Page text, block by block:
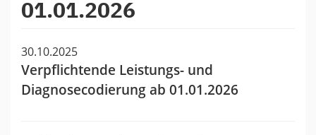
01.01.2026
30.10.2025
Verpflichtende Leistungs- und
Diagnosecodierung ab 01.01.2026